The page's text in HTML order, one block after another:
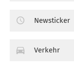
Newsticker
Verkehr